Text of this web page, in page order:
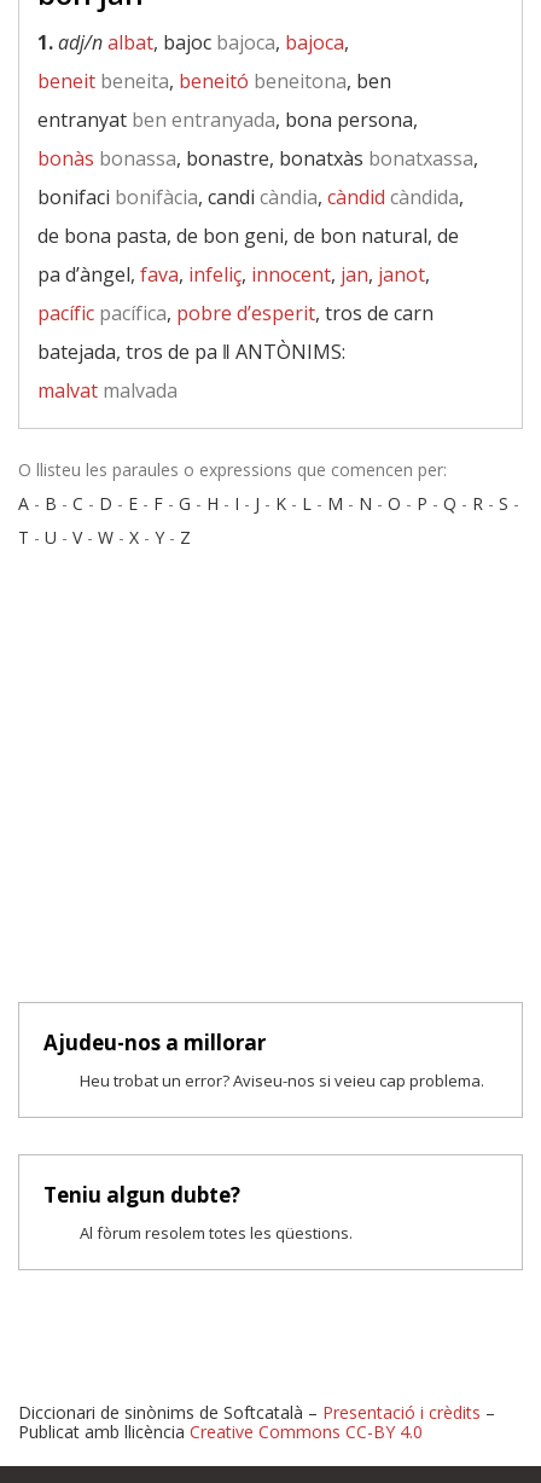
1.adj/nalbat, bajoc bajoca, bajoca,
beneit beneita, beneitó beneitona, ben
entranyat ben entranyada, bona persona,
bonàs bonassa, bonastre, bonatxàs bonatxassa,
bonifaci bonifàcia, candi càndia, càndid càndida,
de bona pasta, de bon geni, de bon natural, de
pa d’àngel, fava, infeliç, innocent, jan, janot,
pacífic pacífica, pobre d’esperit, tros de carn
batejada, tros de pa ‖ ANTÒNIMS:
malvat malvada
O llisteu les paraules o expressions que comencen per:
A - B - C - D - E - F - G - H - I - J - K - L - M - N - O - P - Q - R - S -
T - U - V- W - X - Y - Z
Ajudeu-nos a millorar
Heu trobat un error? Aviseu-nos si veieu cap problema.
Teniu algun dubte?
Al fòrum resolem totes les qüestions.
Diccionari de sinònims de Softcatalà – Presentació i crèdits –
Publicat amb llicència Creative Commons CC-BY 4.0